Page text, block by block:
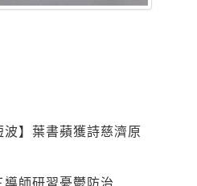
】葉書蘋獲詩慈濟原